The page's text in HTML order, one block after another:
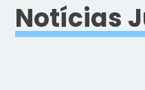
Notícias